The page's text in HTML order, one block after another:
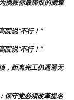
挽救你最痛恨的测速
院说“不行！”
院说“不行！”
，距离完工仍遥遥无
保守党必须改革提名